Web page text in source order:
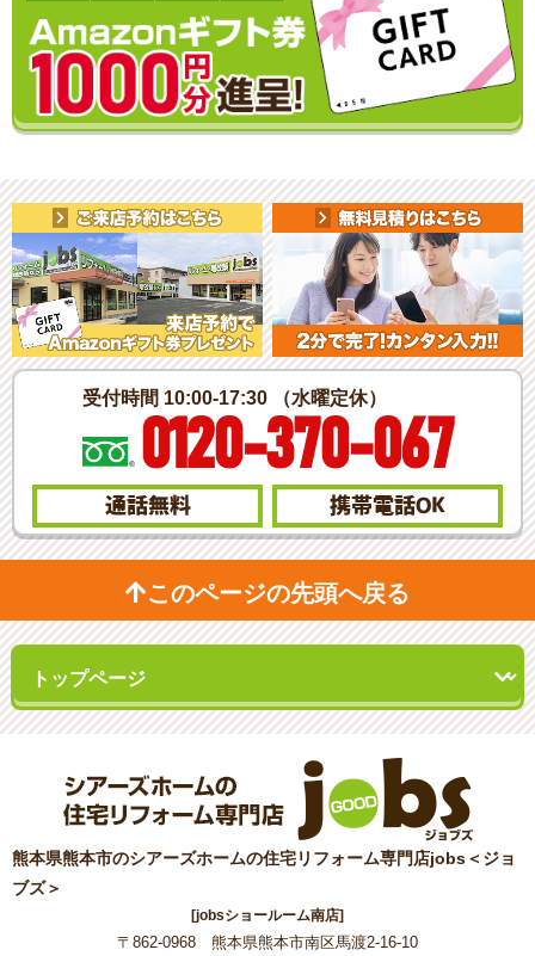
受付時間 10:00-17:30 （水曜定休）
0120-370-067
通話無料 携帯電話OK
このページの先頭へ戻る
熊本県熊本市のシアーズホームの住宅リフォーム専門店jobs＜ジョ
ブズ＞
[jobsショールーム南店]
〒862-0968 熊本県熊本市南区馬渡2-16-10